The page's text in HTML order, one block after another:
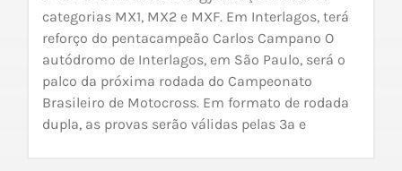
categorias MX1, MX2 e MXF. Em Interlagos, terá
reforço do pentacampeão Carlos Campano O
autódromo de Interlagos, em São Paulo, será o
palco da próxima rodada do Campeonato
Brasileiro de Motocross. Em formato de rodada
dupla, as provas serão válidas pelas 3ª e